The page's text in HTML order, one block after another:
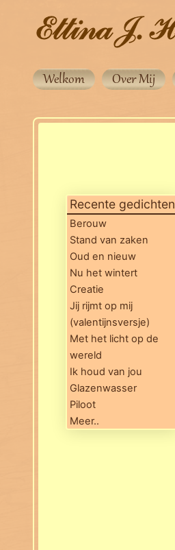
Welkom Over Mij
Recente gedichten
Berouw
Stand van zaken
Oud en nieuw
Nu het wintert
Creatie
Jij rijmt op mij
(valentijnsversje)
Met het licht op de
wereld
Ik houd van jou
Glazenwasser
Piloot
Meer..